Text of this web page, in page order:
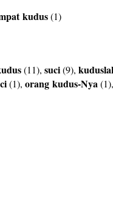
kudus(1)
(11), suci(9),
(1), orang kudus-Nya(1),